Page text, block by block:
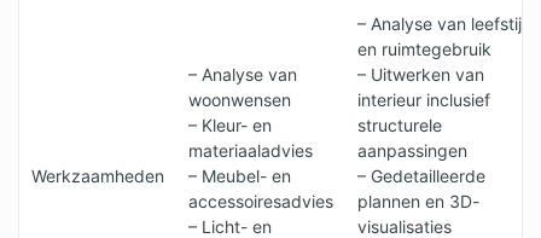
Werkzaamheden
– Analyse van
woonwensen
– Kleur- en
materiaaladvies
– Meubel- en
accessoiresadvies
– Licht- en
– Analyse van leefstijl
en ruimtegebruik
– Uitwerken van
interieur inclusief
structurele
aanpassingen
– Gedetailleerde
plannen en 3D-
visualisaties